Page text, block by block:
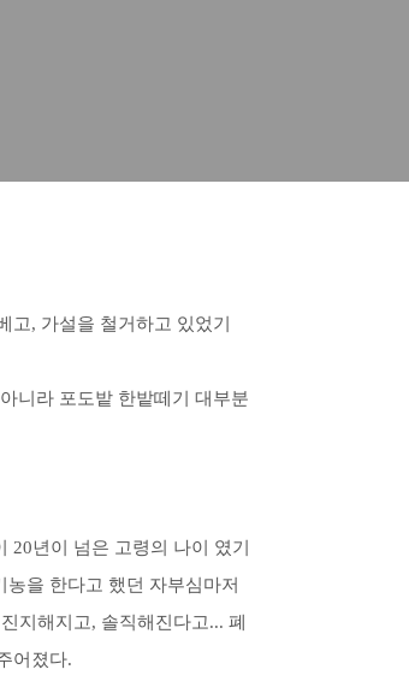
, 가설을 철거하고 있었기
니라 포도밭 한밭떼기 대부분
년이 넘은 고령의 나이 였기
을 한다고 했던 자부심마저
지해지고, 솔직해진다고... 폐
어졌다.